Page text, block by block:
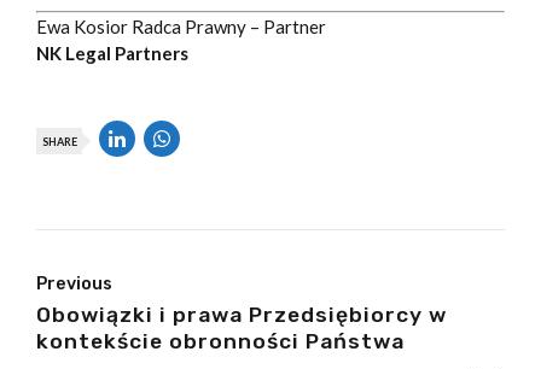
Ewa Kosior Radca Prawny – Partner
NK Legal Partners
SHARE
Previous
Obowiązki i prawa Przedsiębiorcy w
kontekście obronności Państwa